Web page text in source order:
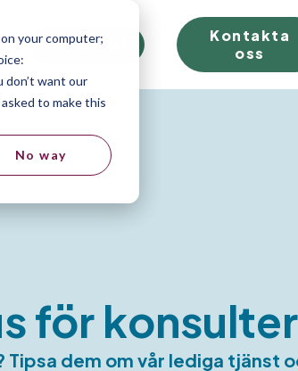
your computer;
don’t want our
to make this
No way
Free trial
Kontakta
oss
för konsulter
dem om vår lediga tjänst